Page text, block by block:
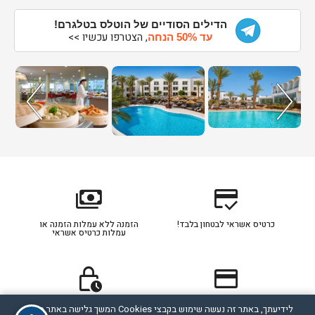
הדילים הסודיים של הוטלס בטלגרם!
עד 50% הנחה
, הצטרפו עכשיו >>
credit_score
כרטיס אשראי לבטחון בלבד!
payments
הזמנה ללא עמלות הזמנה או
עמלות כרטיס אשראי
credit_card
כרטיס אשראי מסוג דיירקט
lock_clock
תהליך ההזמנה מאובטח
לידיעתך, באתר זה נעשה שימוש בקבצי Cookies המשך גלישה באתר מהווה